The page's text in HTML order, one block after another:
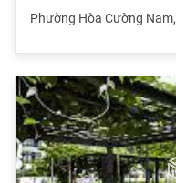
Phường Hòa Cường Nam,